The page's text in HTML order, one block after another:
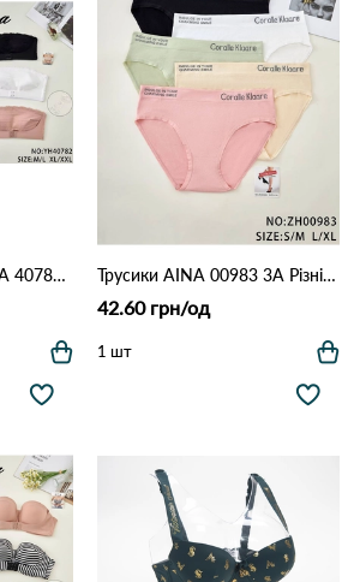
Бюстгальтер топ AINA 40782 Різні кольори Трусики AINA 00983 3А Різні кольори
42.60 грн/од
1 шт